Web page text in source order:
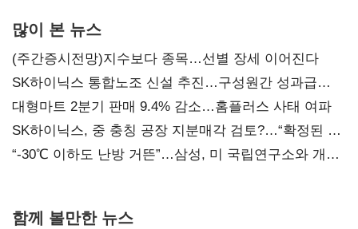
많이 본 뉴스
(주간증시전망)지수보다 종목…선별 장세 이어진다
SK하이닉스 통합노조 신설 추진…구성원간 성과급
불만 확산
대형마트 2분기 판매 9.4% 감소…홈플러스 사태 여파
SK하이닉스, 중 충칭 공장 지분매각 검토?…“확정된 바
없어”
“-30℃ 이하도 난방 거뜬”…삼성, 미 국립연구소와 개발
함께 볼만한 뉴스